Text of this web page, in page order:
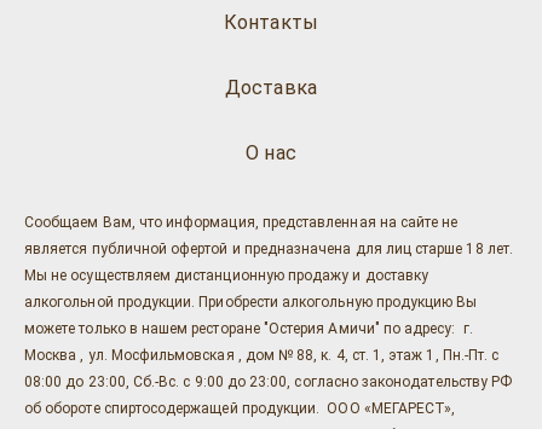
О нас
Доставка
Контакты
Сообщаем Вам, что информация, представленная на сайте не
является публичной офертой и предназначена для лиц старше 18 лет.
Мы не осуществляем дистанционную продажу и доставку
алкогольной продукции. Приобрести алкогольную продукцию Вы
можете только в нашем ресторане "Остерия Амичи" по адресу: г.
Москва , ул. Мосфильмовская , дом № 88, к. 4, ст. 1, этаж 1, Пн.-Пт. с
08:00 до 23:00, Сб.-Вс. с 9:00 до 23:00, согласно законодательству РФ
об обороте спиртосодержащей продукции. ООО «МЕГАРЕСТ»,